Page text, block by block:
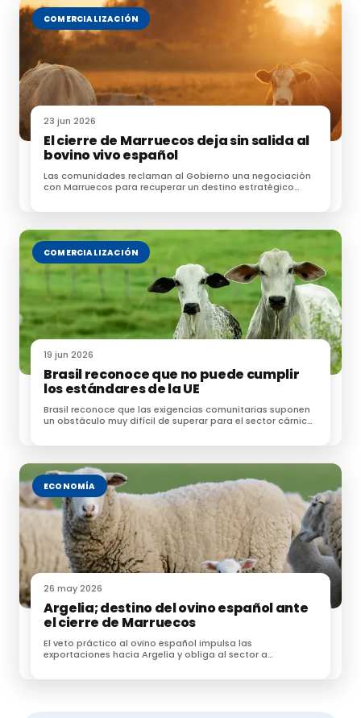
COMERCIALIZACIÓN
23 jun 2026
El cierre de Marruecos deja sin salida al
bovino vivo español
Las comunidades reclaman al Gobierno una negociación
con Marruecos para recuperar un destino estratégico
COMERCIALIZACIÓN
19 jun 2026
Brasil reconoce que no puede cumplir
los estándares de la UE
Brasil reconoce que las exigencias comunitarias suponen
un obstáculo muy difícil de superar para el sector cárnico
ECONOMÍA
26 may 2026
Argelia; destino del ovino español ante
el cierre de Marruecos
El veto práctico al ovino español impulsa las
exportaciones hacia Argelia y obliga al sector a